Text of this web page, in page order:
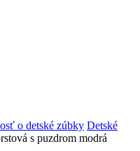
o detské zúbky Detské
s puzdrom modrá